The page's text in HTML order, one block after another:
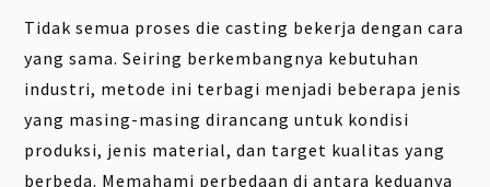
Tidak semua proses die casting bekerja dengan cara
yang sama. Seiring berkembangnya kebutuhan
industri, metode ini terbagi menjadi beberapa jenis
yang masing-masing dirancang untuk kondisi
produksi, jenis material, dan target kualitas yang
berbeda. Memahami perbedaan di antara keduanya